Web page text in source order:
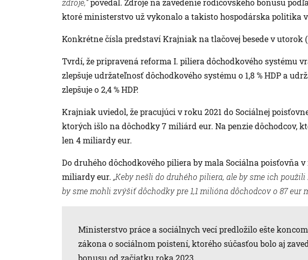
zdroje,“povedal. Zdroje na zavedenie rodičovského bonusu
ktoré ministerstvo už vykonalo a takisto hospodárska politika
Konkrétne čísla predstaví Krajniak na tlačovej besede v utorok
Tvrdí, že pripravená reforma I. piliera dôchodkového systému
zlepšuje udržateľnosť dôchodkového systému o 1,8 % HDP a
zlepšuje o 2,4 % HDP.
Krajniak uviedol, že pracujúci v roku 2021 do Sociálnej
ktorých išlo na dôchodky 7 miliárd eur. Na penzie dôchodcov,
len 4 miliardy eur.
Do druhého dôchodkového piliera by mala Sociálna poisťovňa v
miliardy eur. „Keby nešli do druhého piliera, ale by sme ich
by sme mohli zvýšiť dôchodky pre 1,1 milióna dôchodcov o 87 eur
Ministerstvo práce a sociálnych vecí predložilo ešte
zákona o sociálnom poistení, ktorého súčasťou bolo aj
bonusu od začiatku roka 2023.